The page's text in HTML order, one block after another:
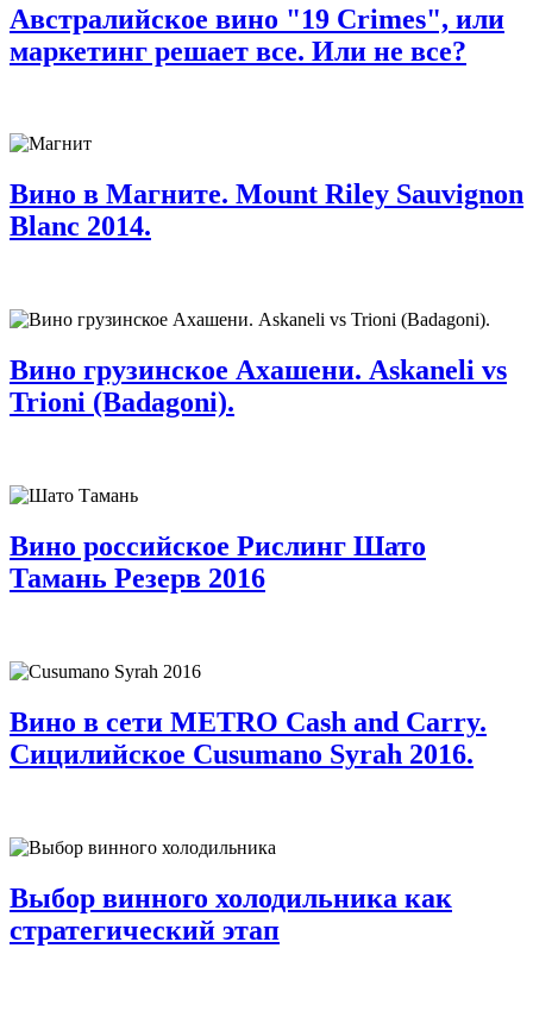
Австралийское вино "19 Crimes", или
маркетинг решает все. Или не все?
Вино в Магните. Mount Riley Sauvignon
Blanc 2014.
Вино грузинское Ахашени. Askaneli vs
Trioni (Badagoni).
Вино российское Рислинг Шато
Тамань Резерв 2016
Вино в сети METRO Cash and Carry.
Сицилийское Cusumano Syrah 2016.
Выбор винного холодильника как
стратегический этап